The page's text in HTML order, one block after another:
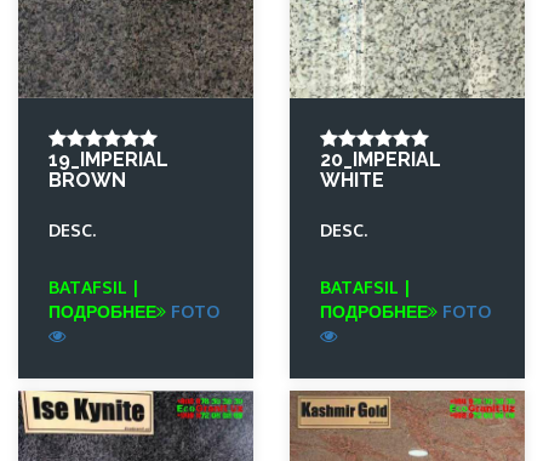
19_IMPERIAL
BROWN
DESC.
BATAFSIL |
ПОДРОБНЕЕ
FOTO
20_IMPERIAL
WHITE
DESC.
BATAFSIL |
ПОДРОБНЕЕ
FOTO